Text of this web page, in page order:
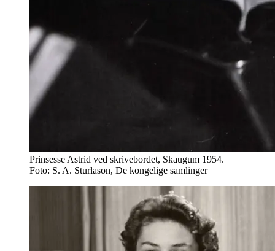
Prinsesse Astrid ved skrivebordet, Skaugum 1954.
Foto: S. A. Sturlason, De kongelige samlinger